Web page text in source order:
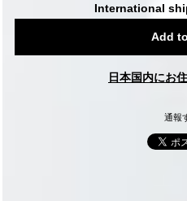
International
Add
日本国内にお
通報